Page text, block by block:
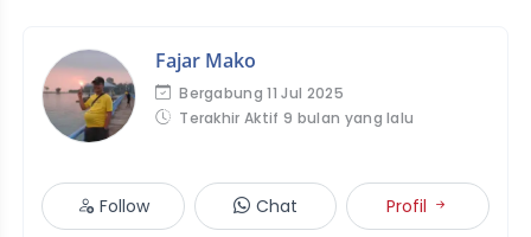
Fajar Mako
Bergabung 11 Jul 2025
Terakhir Aktif 9 bulan yang lalu
Follow Chat Profil